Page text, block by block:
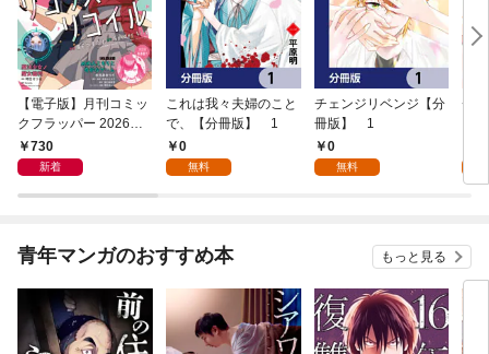
【電子版】月刊コミッ
クフラッパー 2026年9
月号730
新着
これは我々夫婦のこと
で、【分冊版】 1
0
無料
チェンジリベンジ【分
冊版】 1
0
無料
チ
青年マンガのおすすめ本 もっと見る